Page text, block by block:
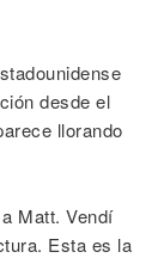
desde el
llorando
Matt. Vendí
Esta es la